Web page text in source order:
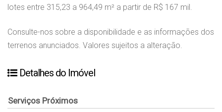
lotes entre 315,23 a 964,49 m² a partir de R$ 167 mil.
Consulte-nos sobre a disponibilidade e as informações dos
terrenos anunciados. Valores sujeitos a alteração.
Detalhes do Imóvel
Serviços Próximos